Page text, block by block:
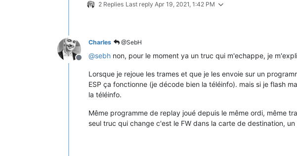
2 Replies Last reply Apr 19, 2021, 1:42 PM
Offline
Charles @SebH
@sebh non, pour le moment ya un truc qui m'echappe, je
Lorsque je rejoue les trames et que je les envoie sur un
ESP ça fonctionne (je décode bien la téléinfo). mais si je flash
la téléinfo.
Même programme de replay joué depuis le même ordi, même
seul truc qui change c'est le FW dans la carte de destination,